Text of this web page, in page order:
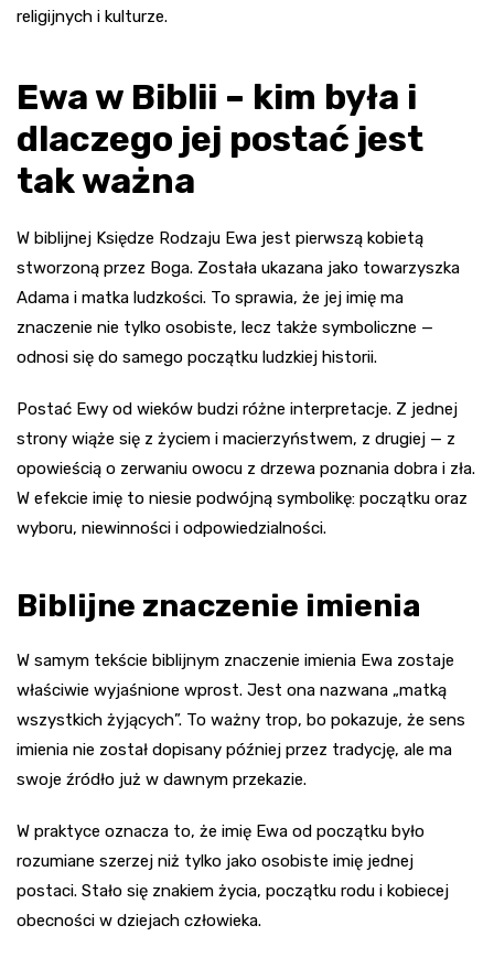
religijnych i kulturze.
Ewa w Biblii – kim była i
dlaczego jej postać jest
tak ważna
W biblijnej Księdze Rodzaju Ewa jest pierwszą kobietą
stworzoną przez Boga. Została ukazana jako towarzyszka
Adama i matka ludzkości. To sprawia, że jej imię ma
znaczenie nie tylko osobiste, lecz także symboliczne —
odnosi się do samego początku ludzkiej historii.
Postać Ewy od wieków budzi różne interpretacje. Z jednej
strony wiąże się z życiem i macierzyństwem, z drugiej — z
opowieścią o zerwaniu owocu z drzewa poznania dobra i zła.
W efekcie imię to niesie podwójną symbolikę: początku oraz
wyboru, niewinności i odpowiedzialności.
Biblijne znaczenie imienia
W samym tekście biblijnym znaczenie imienia Ewa zostaje
właściwie wyjaśnione wprost. Jest ona nazwana „matką
wszystkich żyjących”. To ważny trop, bo pokazuje, że sens
imienia nie został dopisany później przez tradycję, ale ma
swoje źródło już w dawnym przekazie.
W praktyce oznacza to, że imię Ewa od początku było
rozumiane szerzej niż tylko jako osobiste imię jednej
postaci. Stało się znakiem życia, początku rodu i kobiecej
obecności w dziejach człowieka.